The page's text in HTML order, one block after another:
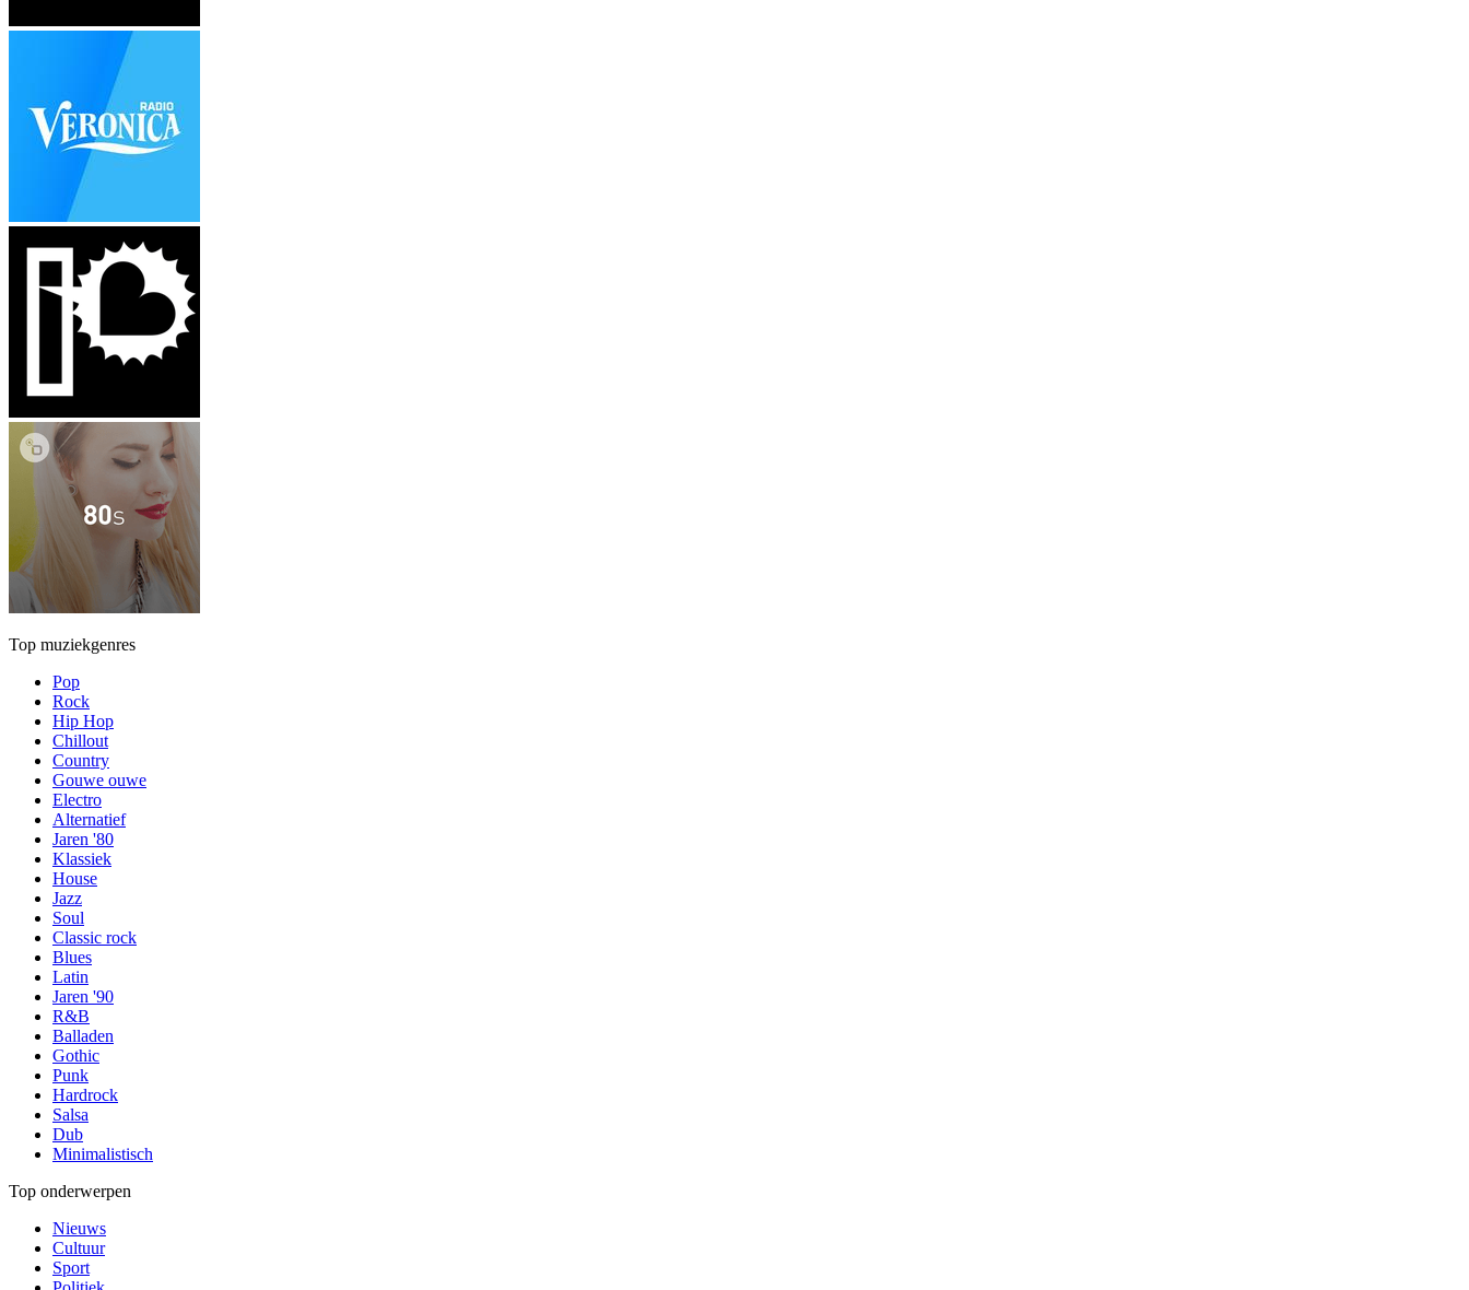
Top muziekgenres
Pop
Rock
Hip Hop
Chillout
Country
Gouwe ouwe
Electro
Alternatief
Jaren '80
Klassiek
House
Jazz
Soul
Classic rock
Blues
Latin
Jaren '90
R&B
Balladen
Gothic
Punk
Hardrock
Salsa
Dub
Minimalistisch
Top onderwerpen
Nieuws
Cultuur
Sport